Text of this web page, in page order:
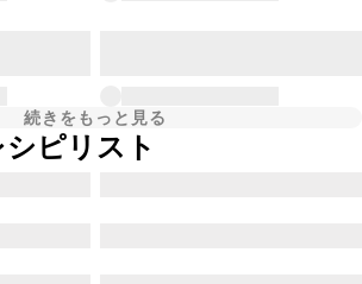
続きをもっと見る
ピリスト